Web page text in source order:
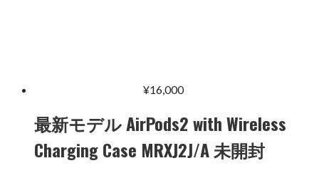
¥16,000
最新モデル AirPods2 with Wireless
Charging Case MRXJ2J/A 未開封